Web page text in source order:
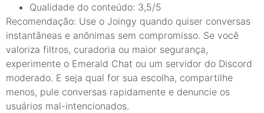
Qualidade do conteúdo: 3,5/5
Recomendação: Use o Joingy quando quiser conversas
instantâneas e anônimas sem compromisso. Se você
valoriza filtros, curadoria ou maior segurança,
experimente o Emerald Chat ou um servidor do Discord
moderado. E seja qual for sua escolha, compartilhe
menos, pule conversas rapidamente e denuncie os
usuários mal-intencionados.